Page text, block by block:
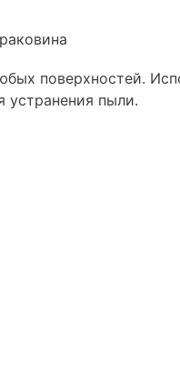
поверхностей.
устранения пыли.